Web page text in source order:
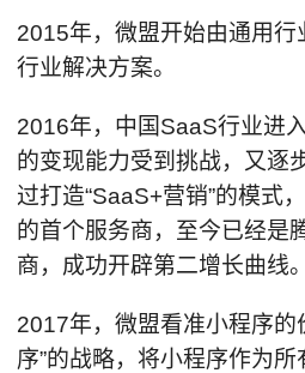
2015年，微盟开始由通用行
行业解决方案。
2016年，中国SaaS⾏业进
的变现能⼒受到挑战，又逐
过打造“SaaS+营销”的模式
的首个服务商，至今已经是
商，成功开辟第二增长曲线。
2017年，微盟看准小程序的
序”的战略，将小程序作为